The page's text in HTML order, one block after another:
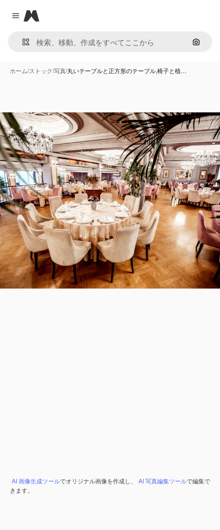
Close menu
Magnific
画像で
ホーム/ストック/写真/丸いテーブルと正方形のテーブル,椅子と植…
AI 画像生成ツールでオリジナル画像を作成し、 AI 写真編集ツールで編集で
きます。